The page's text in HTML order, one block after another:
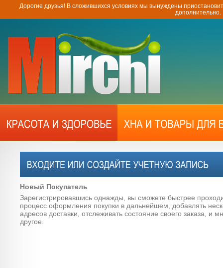
Дорогие друзья! В сложившихся условиях мы вынуждены
Новый Покупатель
Зарегистрировавшись однажды, вы сможете быстрее
процесс оформления покупки в дальнейшем, добавлять
адресов доставки, отслеживать состояние своего заказа, и
другое.